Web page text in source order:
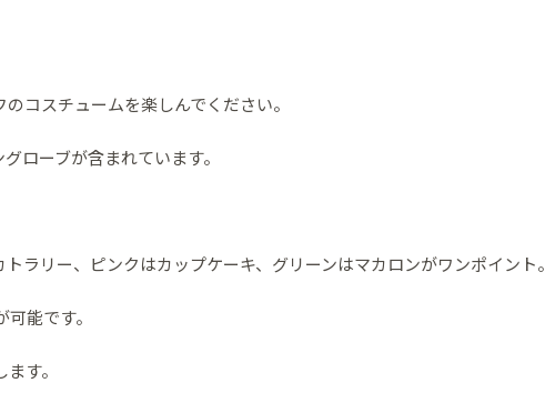
コスチュームを楽しんでください。
ローブが含まれています。
ラリー、ピンクはカップケーキ、グリーンはマカロンがワンポイント。
能です。
す。